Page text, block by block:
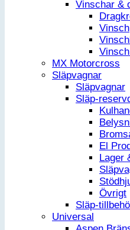
Vinschar &
Vinsch
MX Motorcross
Släpvagnar
Släpvagnar
Släp-
El
Lager
Övrigt
Släp-
Universal